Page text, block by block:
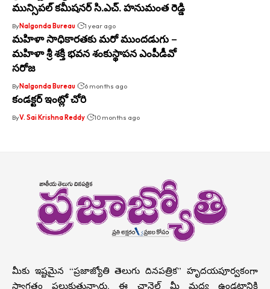
మున్సిపల్ కమీషనర్ సి.ఎచ్. హనుమంత రెడ్డి
ByNalgonda Bureau 1 year ago
మహిళా సాధికారతకు మరో ముందడుగు –
మహిళా శ్రీ శక్తి భవన శంకుస్థాపన ఎంపీడీవో
సరోజ
ByNalgonda Bureau 6 months ago
కండక్టర్ ఇంట్లో చోరి
ByV. Sai Krishna Reddy 10 months ago
మీకు ఇష్టమైన “ప్రజాజ్యోతి తెలుగు దినపత్రిక” హృదయపూర్వకంగా
స్వాగతం పలుకుతున్నారు. ఈ ఛానెల్ మీ మధ్య ఉండటానికి